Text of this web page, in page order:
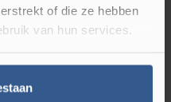
of die ze hebben
van hun services.
denken aan diverse
is dus niet zo gek dat u